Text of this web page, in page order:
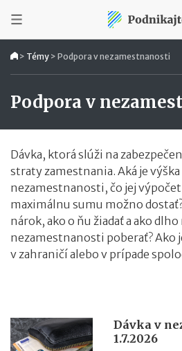
> Témy > Podpora v nezamestnanosti
Podpora v
Dávka, ktorá slúži na
straty zamestnania. Aká je
nezamestnanosti, čo jej
maximálnu sumu možno
nárok, ako o ňu žiadať a ako
nezamestnanosti poberať? Ako
v zahraničí alebo v prípade
Dávka v
1.7.2026